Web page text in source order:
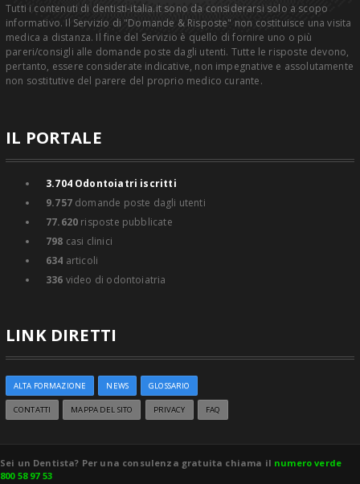
Tutti i contenuti di dentisti-italia.it sono da considerarsi solo a scopo
informativo. Il Servizio di "Domande & Risposte" non costituisce una visita
medica a distanza. Il fine del Servizio è quello di fornire uno o più
pareri/consigli alle domande poste dagli utenti. Tutte le risposte devono,
pertanto, essere considerate indicative, non impegnative e assolutamente
non sostitutive del parere del proprio medico curante.
IL PORTALE
3.704Odontoiatri iscritti
9.757domande poste dagli utenti
77.620 risposte pubblicate
798 casi clinici
634 articoli
336 video di odontoiatria
LINK DIRETTI
ALTA FORMAZIONE NEWS GLOSSARIO
CONTATTI MAPPA DEL SITO PRIVACY FAQ
Sei un Dentista? Per una consulenza gratuita chiama il numero verde
800 58 97 53